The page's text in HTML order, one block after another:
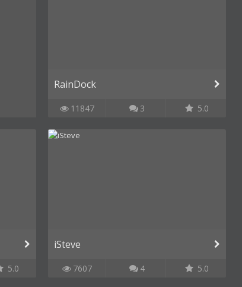
RainDock
11847 3 5.0
5.0
iSteve
7607 4 5.0